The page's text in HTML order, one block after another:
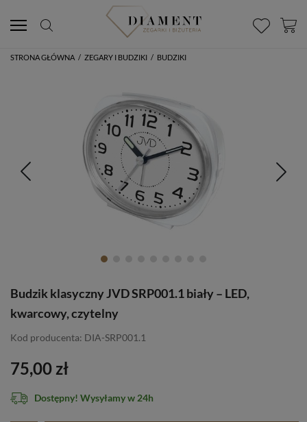
STRONA GŁÓWNA / ZEGARY I BUDZIKI / BUDZIKI
Budzik klasyczny JVD SRP001.1 biały – LED,
kwarcowy, czytelny
Kod producenta: DIA-SRP001.1
75,00 zł
Dostępny! Wysyłamy w 24h